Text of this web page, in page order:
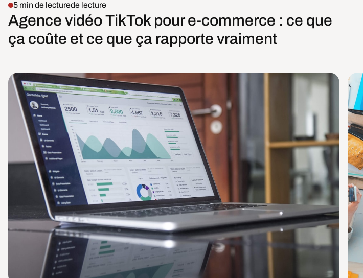
5 min de lecturede lecture
Agence vidéo TikTok pour e-commerce : ce que
ça coûte et ce que ça rapporte vraiment